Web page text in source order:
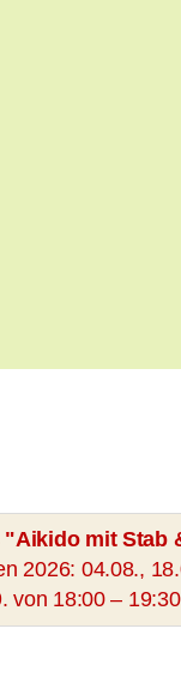
mit Stab
2026: 04.08.,
von 18:00 –